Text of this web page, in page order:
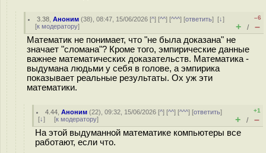
3.38 ,Аноним (38), 08:47, 15/06/2026 [^] [^^] [^^^] [ответить][↓]
[к модератору]
–6
+ / –
Математик не понимает, что "не была доказана" не
значает "сломана"? Кроме того, эмпирические данные
важнее математических доказательств. Математика -
выдумана людьми у себя в голове, а эмпирика
показывает реальные результаты. Ох уж эти
математики.
4.44 ,Аноним (22), 09:32, 15/06/2026 [^] [^^] [^^^] [ответить]
[↓] [к модератору]
+1
+ / –
На этой выдуманной математике компьютеры все
работают, если что.